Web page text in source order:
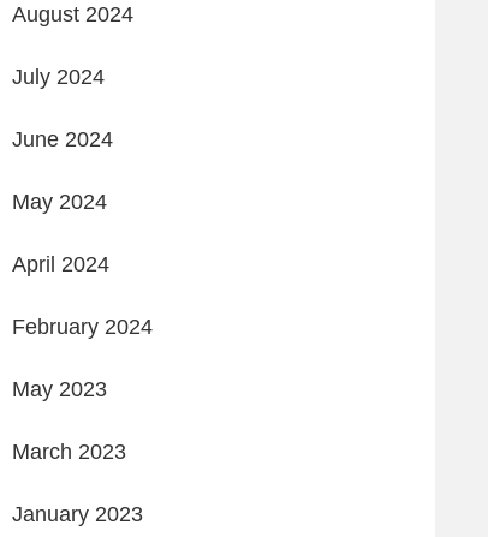
August 2024
July 2024
June 2024
May 2024
April 2024
February 2024
May 2023
March 2023
January 2023